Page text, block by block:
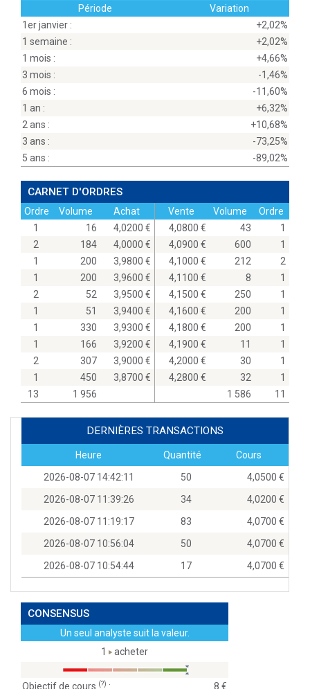
Période
Variation
1er janvier :
+2,02%
1 semaine :
+2,02%
1 mois :
+4,66%
3 mois :
-1,46%
6 mois :
-11,60%
1 an :
+6,32%
2 ans :
+10,68%
3 ans :
-73,25%
5 ans :
-89,02%
CARNET D'ORDRES
Ordre Volume
Achat
1
16
4,0200
2
184
4,0000
1
200
3,9800
1
200
3,9600
2
52
3,9500
1
51
3,9400
1
330
3,9300
1
166
3,9200
2
307
3,9000
1
450
3,8700
13
1 956
Vente Volume
Ordre
4,0800
43
1
4,0900
600
1
4,1000
212
2
4,1100
8
1
4,1500
250
1
4,1600
200
1
4,1800
200
1
4,1900
11
1
4,2000
30
1
4,2800
32
1
1 586
11
DERNIÈRES TRANSACTIONS
Heure Quantité
Cours
2026-08-07 14:42:11
50
4,0500
2026-08-07 11:39:26
34
4,0200
2026-08-07 11:19:17
83
4,0700
2026-08-07 10:56:04
50
4,0700
2026-08-07 10:54:44
17 4,0700
CONSENSUS
Un seul analyste suit la valeur.
1
acheter
Objectif de cours (?) :
8